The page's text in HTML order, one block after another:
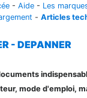
- Aide - Les
- Articles
- DEPANNER
mode d'emploi,